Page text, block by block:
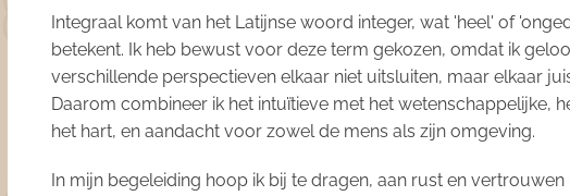
Integraal komt van het Latijnse woord integer, wat 'heel' of
betekent. Ik heb bewust voor deze term gekozen, omdat ik
verschillende perspectieven elkaar niet uitsluiten, maar elkaar
Daarom combineer ik het intuïtieve met het wetenschappelijke,
het hart, en aandacht voor zowel de mens als zijn omgeving.
In mijn begeleiding hoop ik bij te dragen, aan rust en vertrouwen